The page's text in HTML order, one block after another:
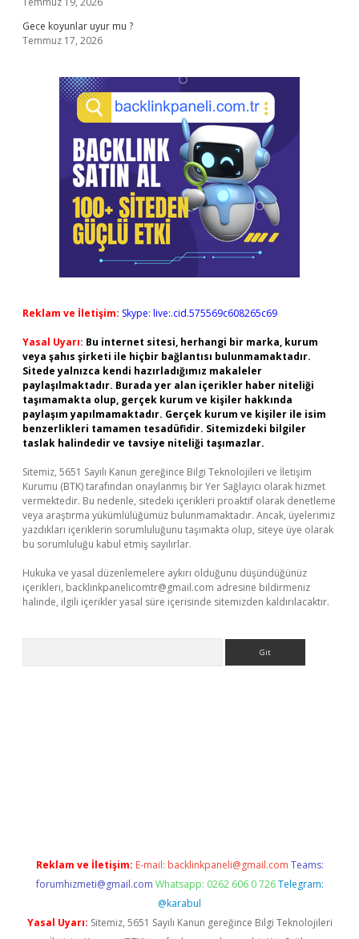
Gece koyunlar uyur mu ?
Temmuz 17, 2026
Reklam ve İletişim: Skype: live:.cid.575569c608265c69
Yasal Uyarı: Bu internet sitesi, herhangi bir marka, kurum
veya şahıs şirketi ile hiçbir bağlantısı bulunmamaktadır.
Sitede yalnızca kendi hazırladığımız makaleler
paylaşılmaktadır. Burada yer alan içerikler haber niteliği
taşımamakta olup, gerçek kurum ve kişiler hakkında
paylaşım yapılmamaktadır. Gerçek kurum ve kişiler ile isim
benzerlikleri tamamen tesadüfidir. Sitemizdeki bilgiler
taslak halindedir ve tavsiye niteliği taşımazlar.
Sitemiz, 5651 Sayılı Kanun gereğince Bilgi Teknolojileri ve İletişim
Kurumu (BTK) tarafından onaylanmış bir Yer Sağlayıcı olarak hizmet
vermektedir. Bu nedenle, sitedeki içerikleri proaktif olarak denetleme
veya araştırma yükümlülüğümüz bulunmamaktadır. Ancak, üyelerimiz
yazdıkları içeriklerin sorumluluğunu taşımakta olup, siteye üye olarak
bu sorumluluğu kabul etmiş sayılırlar.
Hukuka ve yasal düzenlemelere aykırı olduğunu düşündüğünüz
içerikleri, backlinkpanelicomtr@gmail.com adresine bildirmeniz
halinde, ilgili içerikler yasal süre içerisinde sitemizden kaldırılacaktır.
Reklam ve İletişim: E-mail: backlinkpaneli@gmail.com Teams:
forumhizmeti@gmail.com Whatsapp: 0262 606 0 726 Telegram:
@karabul
Yasal Uyarı: Sitemiz, 5651 Sayılı Kanun gereğince Bilgi Teknolojileri